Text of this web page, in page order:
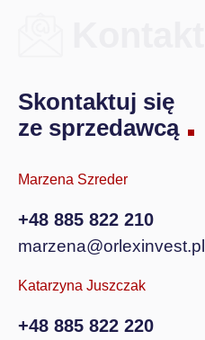
Skontaktuj się
ze sprzedawcą
Marzena Szreder
+48 885 822 210
marzena@orlexinvest.pl
Katarzyna Juszczak
+48 885 822 220